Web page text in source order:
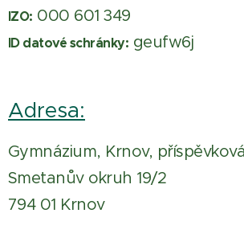
IZO: 000 601 349
ID datové schránky: geufw6j
Adresa:
Gymnázium, Krnov,
Smetanův okruh 19/2
794 01 Krnov